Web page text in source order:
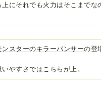
にそれでも火力はそこまでな
ンスターのキラーパンサーの登
やすさではこちらが上。